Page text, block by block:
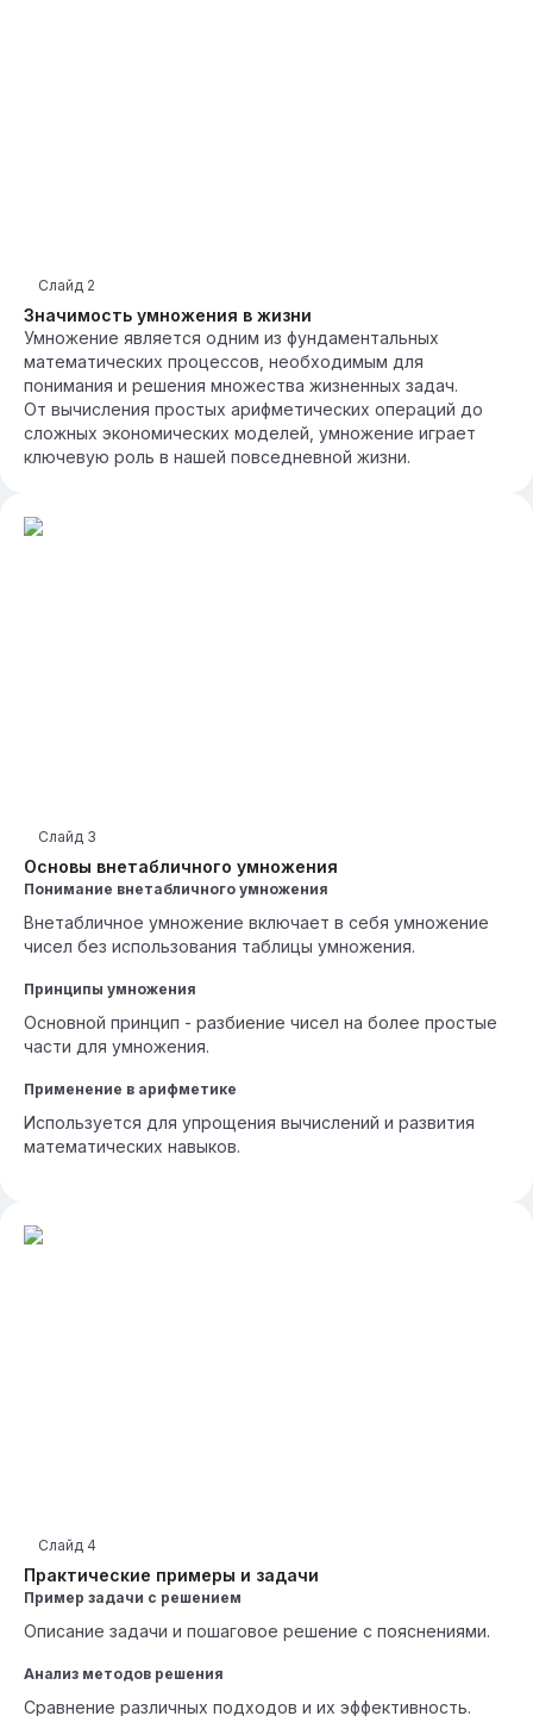
Значимость умножения в жизни
Слайд 2
Умножение является одним из фундаментальных
математических процессов, необходимым для
понимания и решения множества жизненных задач.
От вычисления простых арифметических операций до
сложных экономических моделей, умножение играет
ключевую роль в нашей повседневной жизни.
Основы внетабличного умножения
Слайд 3
Понимание внетабличного умножения
Внетабличное умножение включает в себя умножение
чисел без использования таблицы умножения.
Принципы умножения
Основной принцип - разбиение чисел на более простые
части для умножения.
Применение в арифметике
Используется для упрощения вычислений и развития
математических навыков.
Практические примеры и задачи
Слайд 4
Пример задачи с решением
Описание задачи и пошаговое решение с пояснениями.
Анализ методов решения
Сравнение различных подходов и их эффективность.